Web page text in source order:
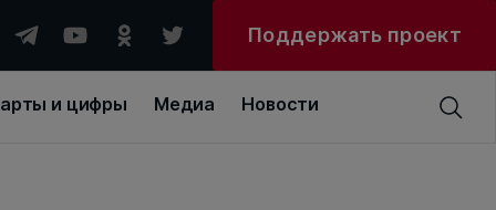
Поддержать проект
и цифры Медиа Новости